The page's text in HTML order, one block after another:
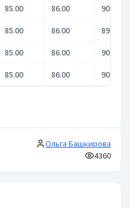
85.00 86.00 90.00
85.00 86.00 89.80
85.00 86.00 90.20
85.00 86.00 90.00
Ольга Башкирова
4360